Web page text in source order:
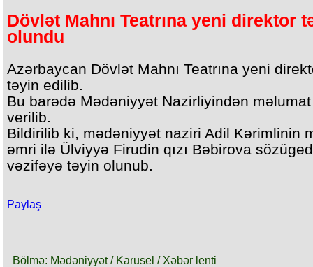
Dövlət Mahnı Teatrına yeni direktor
olundu
Azərbaycan Dövlət Mahnı Teatrına yeni
təyin edilib.
Bu barədə Mədəniyyət Nazirliyindən məlumat
verilib.
Bildirilib ki, mədəniyyət naziri Adil Kərimlinin
əmri ilə Ülviyyə Firudin qızı Bəbirova
vəzifəyə təyin olunub.
Paylaş
Bölmə: Mədəniyyət / Karusel / Xəbər lenti